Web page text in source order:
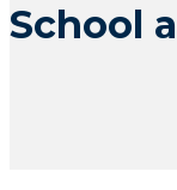
School